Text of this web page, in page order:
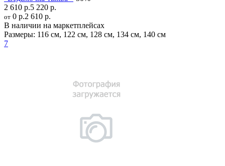
2 610 р.5 220 р.
от 0 р.2 610 р.
В наличии на маркетплейсах
Размеры: 116 см, 122 см, 128 см, 134 см, 140 см
7